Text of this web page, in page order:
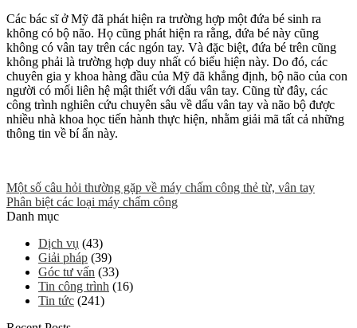
Các bác sĩ ở Mỹ đã phát hiện ra trường hợp một đứa bé sinh ra
không có bộ não. Họ cũng phát hiện ra rằng, đứa bé này cũng
không có vân tay trên các ngón tay. Và đặc biệt, đứa bé trên cũng
không phải là trường hợp duy nhất có biểu hiện này. Do đó, các
chuyên gia y khoa hàng đầu của Mỹ đã khẳng định, bộ não của con
người có mối liên hệ mật thiết với dấu vân tay. Cũng từ đây, các
công trình nghiên cứu chuyên sâu về dấu vân tay và não bộ được
nhiều nhà khoa học tiến hành thực hiện, nhằm giải mã tất cả những
thông tin về bí ẩn này.
Một số câu hỏi thường gặp về máy chấm công thẻ từ, vân tay
Phân biệt các loại máy chấm công
Danh mục
Dịch vụ (43)
Giải pháp (39)
Góc tư vấn (33)
Tin công trình (16)
Tin tức (241)